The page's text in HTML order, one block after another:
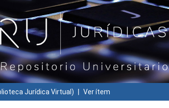
Jurídica Virtual) Ver ítem